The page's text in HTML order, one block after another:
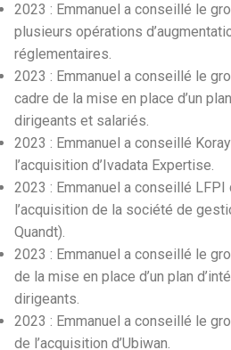
2023 : Emmanuel a conseillé le
plusieurs opérations
réglementaires.
2023 : Emmanuel a conseillé le
cadre de la mise en place d’un
dirigeants et salariés.
2023 : Emmanuel a conseillé
l’acquisition d’Ivadata Expertise.
2023 : Emmanuel a conseillé LFPI
l’acquisition de la société de
Quandt).
2023 : Emmanuel a conseillé le
de la mise en place d’un plan
dirigeants.
2023 : Emmanuel a conseillé le
de l’acquisition d’Ubiwan.